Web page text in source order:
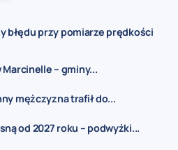
błędu przy pomiarze prędkości
– gminy...
mężczyzna trafił do...
od 2027 roku – podwyżki...